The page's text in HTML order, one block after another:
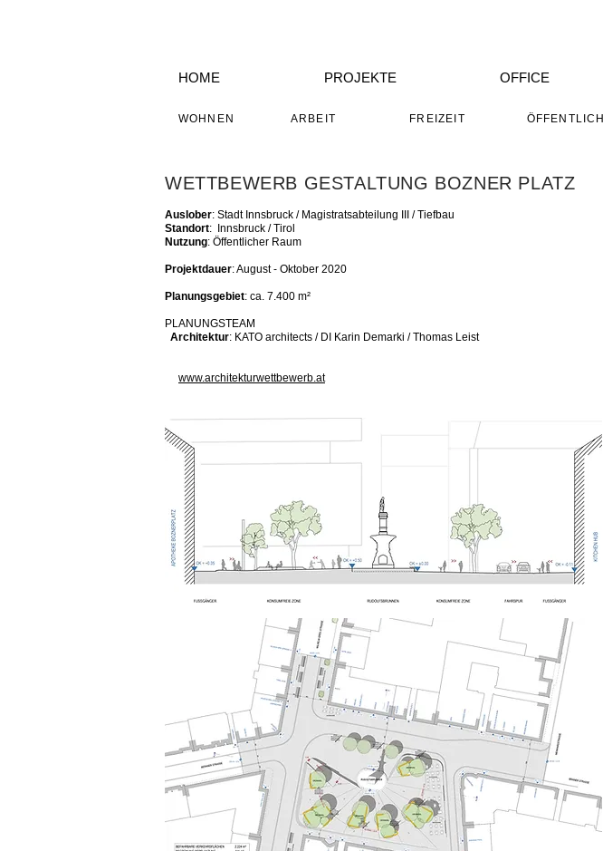
HOME PROJEKTE OFFICE
ARBEIT FREIZEIT ÖFFENTLICH
WETTBEWERB GESTALTUNG BOZNER PLATZ
Auslober: Stadt Innsbruck / Magistratsabteilung III / Tiefbau
Standort: Innsbruck / Tirol
Nutzung: Öffentlicher Raum
Projektdauer: August - Oktober 2020
Planungsgebiet: ca. 7.400 m²
PLANUNGSTEAM
Architektur: KATO architects / DI Karin Demarki / Thomas Leist
www.architekturwettbewerb.at
WOHNEN